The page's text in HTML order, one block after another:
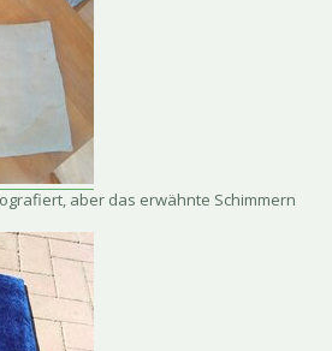
aber das erwähnte Schimmern